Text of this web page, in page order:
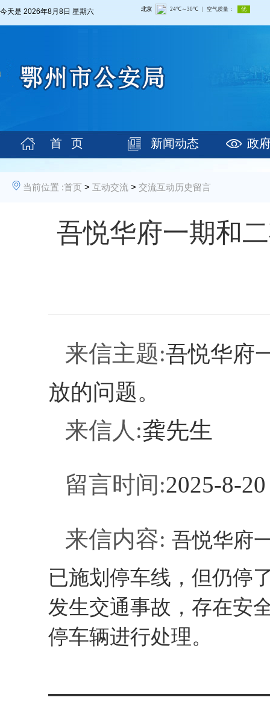
今天是 2026年8月8日 星期六
首 页 新闻动态 政
当前位置 :首页 > 互动交流 > 交流互动历史留言
吾悦华府一期和
来信主题:吾悦华府
放的问题。
来信人 :龚先生
留言时间:2025-8-20
来信内容: 吾悦华府
已施划停车线，但仍停
发生交通事故，存在安
停车辆进行处理。